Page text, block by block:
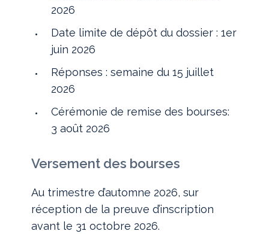
2026
Date limite de dépôt du dossier : 1er
juin 2026
Réponses : semaine du 15 juillet
2026
Cérémonie de remise des bourses:
3 août 2026
Versement des bourses
Au trimestre d’automne 2026, sur
réception de la preuve d’inscription
avant le 31 octobre 2026.